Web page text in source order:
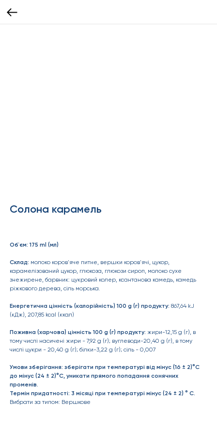
Солона карамель
Об`єм: 175 ml (мл)
Склад: молоко коров'яче питне, вершки коров'ячі, цукор,
карамелізований цукор, глюкоза, глюкози сироп, молоко сухе
знежирене, барвник: цукровий колер, ксантанова камедь, камедь
ріжкового дерева, сіль морська.
Енергетична цінність (калорійність) 100 g (г) продукту: 867,64 kJ
(кДж), 207,85 kcal (ккал)
Поживна (харчова) цінність 100 g (г) продукту: жири-12,15 g (г), в
тому числі насичені жири - 7,92 g (г); вуглеводи-20,40 g (г), в тому
числі цукри - 20,40 g (г); білки-3,22 g (г); сіль - 0,007
Умови зберігання: зберігати при температурі від мінус (16 ± 2)°С
до мінус (24 ± 2)°С, уникати прямого попадання сонячних
променів.
Термін придатності: 3 місяці при температурі мінус (24 ± 2) ° С.
Вибрати за типом: Вершкове